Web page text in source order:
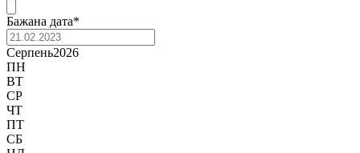
Бажана дата*
Серпень2026
ПН
ВТ
СР
ЧТ
ПТ
СБ